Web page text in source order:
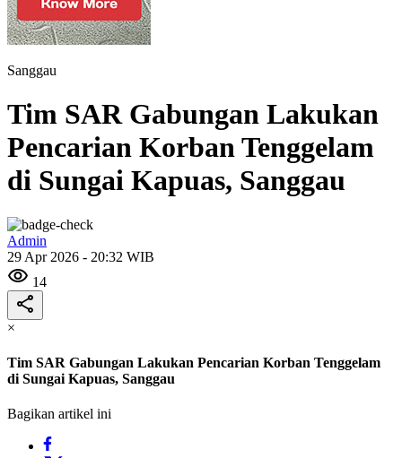
Sanggau
Tim SAR Gabungan Lakukan
Pencarian Korban Tenggelam
di Sungai Kapuas, Sanggau
Admin
29 Apr 2026 - 20:32 WIB
14
×
Tim SAR Gabungan Lakukan Pencarian Korban Tenggelam
di Sungai Kapuas, Sanggau
Bagikan artikel ini